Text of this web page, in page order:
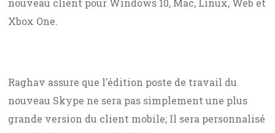
nouveau client pour Windows 10, Mac, Linux, Web et
Xbox One.
Raghav assure que l’édition poste de travail du
nouveau Skype ne sera pas simplement une plus
grande version du client mobile; Il sera personnalisé